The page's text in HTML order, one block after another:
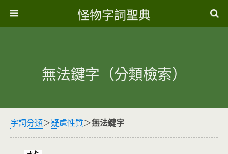
怪物字詞聖典
無法鍵字（分類檢索）
字詞分類＞疑慮性質＞無法鍵字